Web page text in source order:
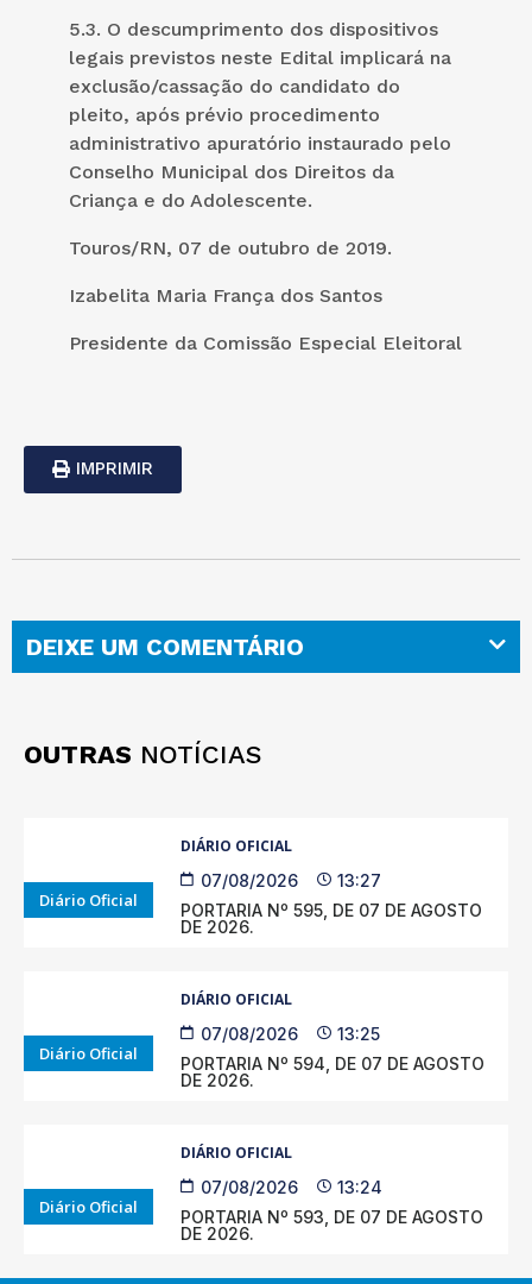
5.3. O descumprimento dos dispositivos
legais previstos neste Edital implicará na
exclusão/cassação do candidato do
pleito, após prévio procedimento
administrativo apuratório instaurado pelo
Conselho Municipal dos Direitos da
Criança e do Adolescente.
Touros/RN, 07 de outubro de 2019.
Izabelita Maria França dos Santos
Presidente da Comissão Especial Eleitoral
IMPRIMIR
DEIXE UM COMENTÁRIO
OUTRAS NOTÍCIAS
Diário Oficial
DIÁRIO OFICIAL
07/08/2026
13:27
PORTARIA Nº 595, DE 07 DE AGOSTO
DE 2026.
Diário Oficial
DIÁRIO OFICIAL
07/08/2026
13:25
PORTARIA Nº 594, DE 07 DE AGOSTO
DE 2026.
Diário Oficial
DIÁRIO OFICIAL
07/08/2026
13:24
PORTARIA Nº 593, DE 07 DE AGOSTO
DE 2026.